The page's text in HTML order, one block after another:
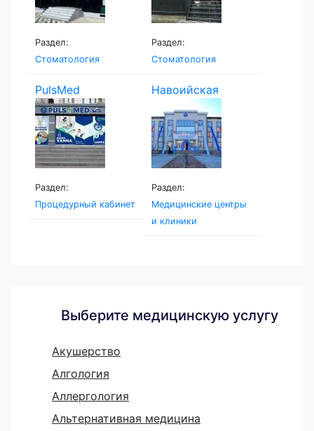
Раздел:
Стоматология
Раздел:
Стоматология
PulsMed
Раздел:
Процедурный кабинет
Навоийская
Семейная...
Раздел:
Медицинские центры
и клиники
Выберите медицинскую услугу
Акушерство
Алгология
Аллергология
Альтернативная медицина